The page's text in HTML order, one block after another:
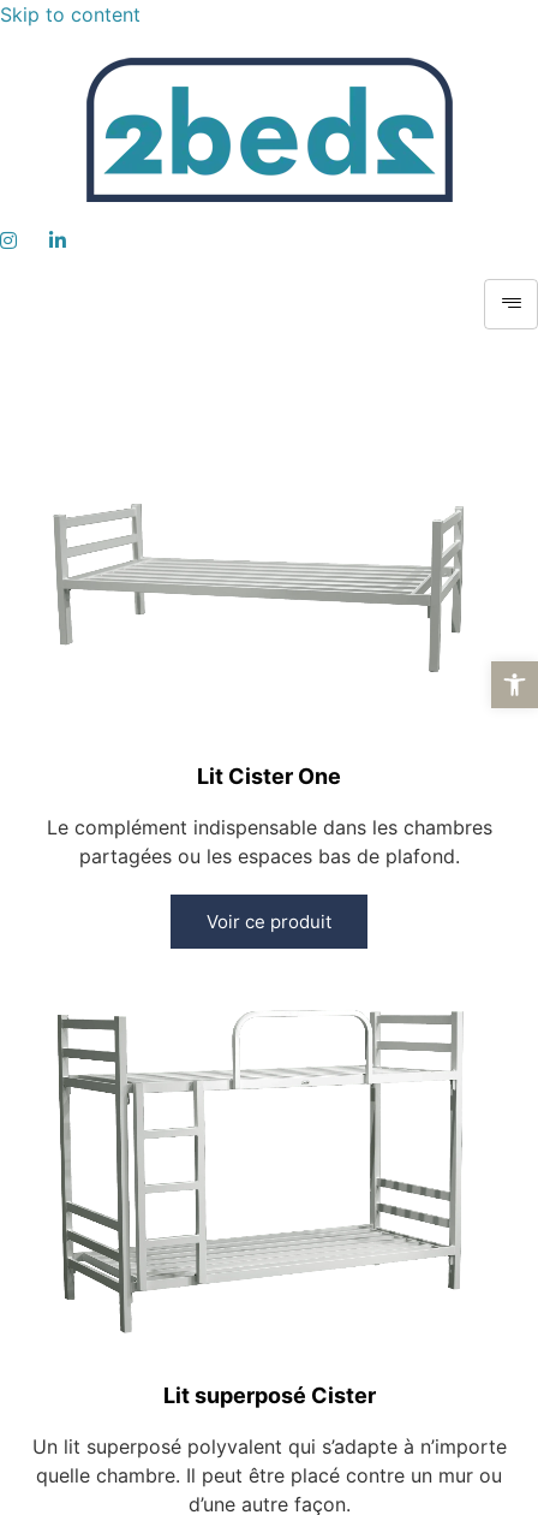
Skip to content
Lit Cister One
Le complément indispensable dans les chambres
partagées ou les espaces bas de plafond.
Voir ce produit
Lit superposé Cister
Un lit superposé polyvalent qui s’adapte à n’importe
quelle chambre. Il peut être placé contre un mur ou
d’une autre façon.
Ouvrir la